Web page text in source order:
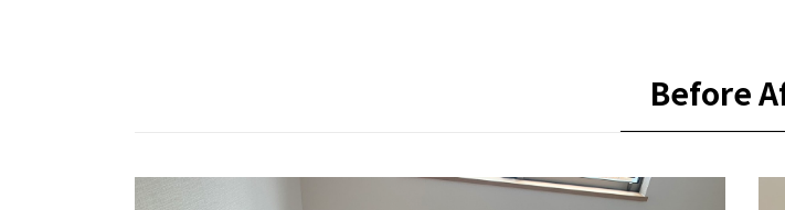
Before